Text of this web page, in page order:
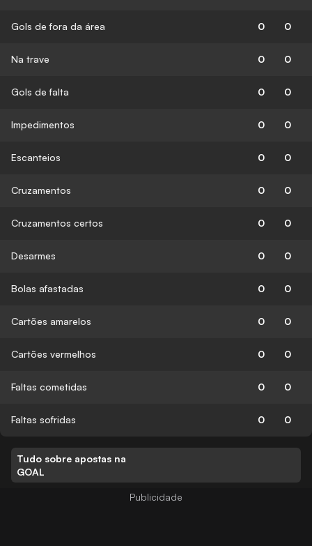
Gols de fora da área 0 0
Na trave 0 0
Gols de falta 0 0
Impedimentos 0 0
Escanteios 0 0
Cruzamentos 0 0
Cruzamentos certos 0 0
Desarmes 0 0
Bolas afastadas 0 0
Cartões amarelos 0 0
Cartões vermelhos 0 0
Faltas cometidas 0 0
Faltas sofridas 0 0
Tudo sobre apostas na
GOAL